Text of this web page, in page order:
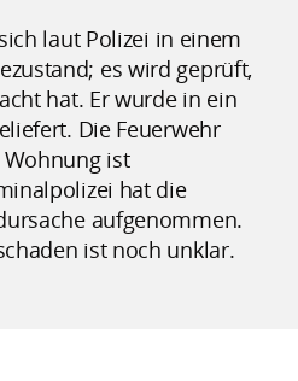
laut Polizei in einem
es wird geprüft,
hat. Er wurde in ein
Die Feuerwehr
ist
hat die
aufgenommen.
ist noch unklar.